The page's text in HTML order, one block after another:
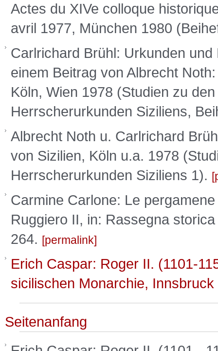
Actes du XIVe colloque
avril 1977, München 1980
Carlrichard Brühl: Urkunden
einem Beitrag von Albrecht
Köln, Wien 1978 (Studien zu
Herrscherurkunden Siziliens,
Albrecht Noth u. Carlrichard
von Sizilien, Köln u.a. 1978
Herrscherurkunden Siziliens 1).
Carmine Carlone: Le
Ruggiero II, in: Rassegna
264.
permalink
Erich Caspar: Roger II. (1101-
sicilischen Monarchie, Innsbruck
Seitenanfang